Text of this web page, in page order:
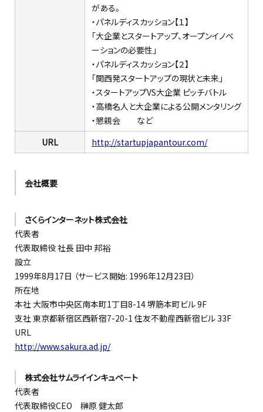
がある。
・パネルディスカッション【１】
「大企業とスタートアップ、オープンイノベ
ーションの必要性」
・パネルディスカッション【２】
「関西発スタートアップの現状と未来」
・スタートアップVS大企業 ピッチバトル
・高橋名人と大企業による公開メンタリング
・懇親会 など
URL
http://startupjapantour.com/
会社概要
さくらインターネット株式会社
代表者
代表取締役 社長 田中 邦裕
設立
1999年8月17日 （サービス開始: 1996年12月23日）
所在地
本社 大阪市中央区南本町1丁目8-14 堺筋本町ビル 9F
支社 東京都新宿区西新宿7-20-1 住友不動産西新宿ビル 33F
URL
http://www.sakura.ad.jp/
株式会社サムライインキュベート
代表者
代表取締役CEO 榊原 健太郎